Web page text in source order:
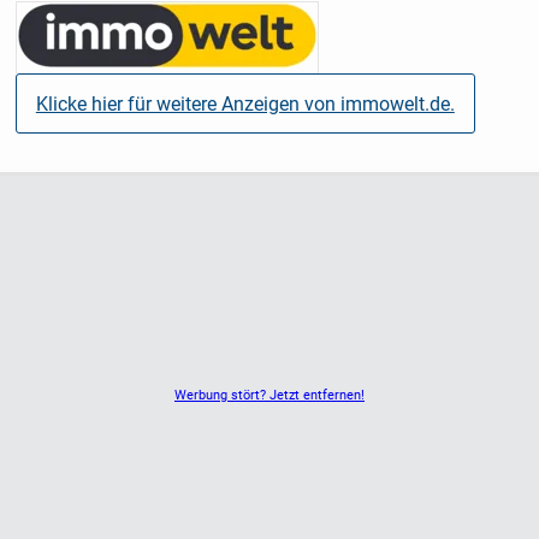
verschenken oder verkaufen
- Mit einer Pflegeimmobilie haben Sie Sicherheit und
Rendite in einem Produkt
- Sie profitieren von kleinen Kaufpreisen zwischen
180.000 € und 250.000 €
- Sie kaufen Ihre Pflegeimmobilie provisionsfrei
Werbung stört? Jetzt entfernen!
Klicke hier für weitere Anzeigen von immowelt.de.